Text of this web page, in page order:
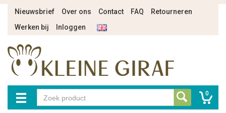
Nieuwsbrief Over ons Contact FAQ
Retourneren
Werken bij
Inloggen
0